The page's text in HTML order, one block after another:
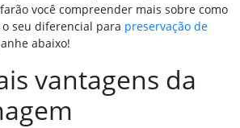
você compreender mais sobre como
seu diferencial para preservação de
abaixo!
vantagens da